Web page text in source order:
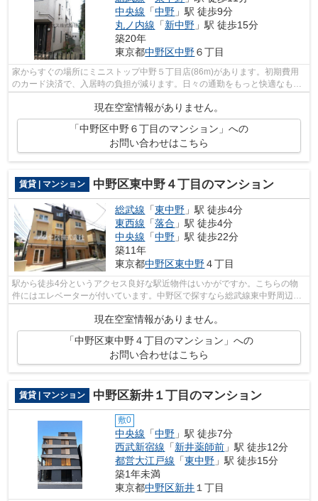
中央線 「中野 」駅 徒歩9分
丸ノ内線 「新中野 」駅 徒歩15分
築20年
東京都中野区中野６丁目
家からすぐの場所にミニストップ中野５丁目店(86m)があります。初期費用
のカード決済で、入居時の負担が減ります。日々の通勤をもっと快適なもの
にする、3駅利用可能な物件です。駅ま...
現在空室情報がありません。
「中野区中野６丁目のマンション」への
お問い合わせはこちら
賃貸 | マンション 中野区東中野４丁目のマンション
総武線 「東中野 」駅 徒歩4分
東西線 「落合 」駅 徒歩4分
中央線 「中野 」駅 徒歩22分
築11年
東京都中野区東中野４丁目
駅から徒歩4分というアクセス良好な駅近物件はいかがですか。こちらの物
件にはエレベーターが付いています。中野区で探すなら総武線東中野周辺は
いかがでしょうか。こちらの物件へのお...
現在空室情報がありません。
「中野区東中野４丁目のマンション」への
お問い合わせはこちら
賃貸 | マンション 中野区新井１丁目のマンション
敷0
中央線 「中野 」駅 徒歩7分
西武新宿線 「新井薬師前 」駅 徒歩12分
都営大江戸線 「東中野 」駅 徒歩15分
築1年未満
東京都中野区新井１丁目